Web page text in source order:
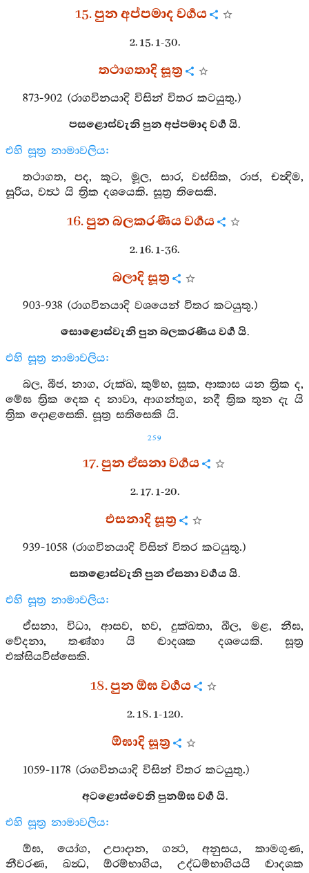
15. පුන අප්පමාද වර්‍ගය
2. 15. 1-30.
තථාගතාදි සූත්‍ර
873-902 (රාගවිනයාදි විසින් විතර කටයුතු.)
පසළොස්වැනි පුන අප්පමාද වර්‍ග යි.
එහි සූත්‍ර නාමාවලිය:
තථාගත, පද, කූට, මූල, සාර, වස්සික, රාජ, චන්‍දිම,
සූරිය, වත්‍ථ යි ත්‍රික දශයෙකි. සූත්‍ර තිසෙකි.
16. පුන බලකරණීය වර්‍ගය
2. 16. 1-36.
බලාදි සූත්‍ර
903-938 (රාගවිනයාදි වශයෙන් විතර කටයුතු.)
සොළොස්වැනි පුන බලකරණීය වර්‍ග යි.
එහි සූත්‍ර නාමාවලිය:
බල, බීජ, නාග, රුක්ඛ, කුම්භ, සූක, ආකාස යන ත්‍රික ද,
මේඝ ත්‍රික දෙක ද නාවා, ආගන්තුග, නදී ත්‍රික තුන දැ යි
ත්‍රික දොළසෙකි. සූත්‍ර සතිසෙකි යි.
259
17. පුන ඒසනා වර්‍ගය
2. 17. 1-20.
එසනාදි සූත්‍ර
939-1058 (රාගවිනයාදි විසින් විතර කටයුතු.)
සතළොස්වැනි පුන ඒසනා වර්‍ගය යි.
එහි සූත්‍ර නාමාවලිය:
ඒසනා, විධා, ආසව, භව, දුක්ඛතා, ඛීල, මළ, නීඝ,
වේදනා, තණ්හා යි ද්‍වාදශක දශයෙකි. සූත්‍ර
එක්සියවිස්සෙකි.
18. පුන ඕඝ වර්‍ගය
2. 18. 1-120.
ඕඝාදි සූත්‍ර
1059-1178 (රාගවිනයාදි විසින් විතර කටයුතු.)
අටළොස්වෙනි පුනඕඝ වර්‍ග යි.
එහි සූත්‍ර නාමාවලිය:
ඕඝ, යෝග, උපාදාන, ගන්‍ථ, අනුසය, කාමගුණ,
නීවරණ, ඛන්‍ධ, ඕරම්භාගිය, උද්ධම්භාගියයි ද්‍වාදශක